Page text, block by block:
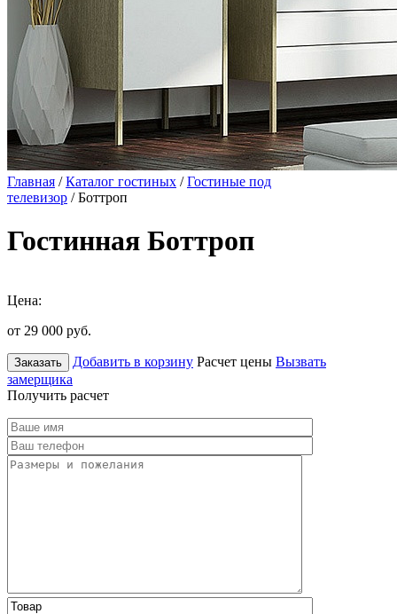
Главная /Каталог гостиных /Гостиные под
телевизор / Боттроп
Гостинная Боттроп
Цена:
от 29 000 руб.
Заказать Добавить в корзину Расчет цены Вызвать
замерщика
Получить расчет